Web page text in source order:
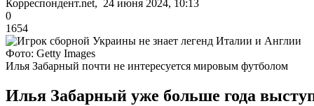
Корреспондент.net, 24 июня 2024, 10:13
0
1654
Фото: Getty Images
Илья Забарный почти не интересуется мировым футболом
Илья Забарный уже больше года